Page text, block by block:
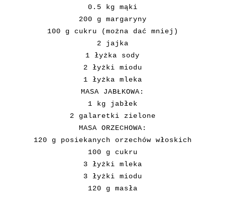
0.5 kg mąki
200 g margaryny
100 g cukru (można dać mniej)
2 jajka
1 łyżka sody
2 łyżki miodu
1 łyżka mleka
MASA JABŁKOWA:
1 kg jabłek
2 galaretki zielone
MASA ORZECHOWA:
120 g posiekanych orzechów włoskich
100 g cukru
3 łyżki mleka
3 łyżki miodu
120 g masła